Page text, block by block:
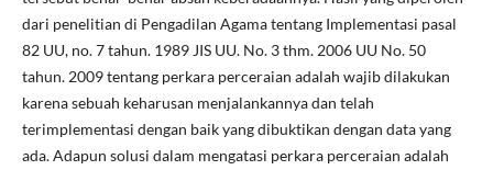
dari penelitian di Pengadilan Agama tentang Implementasi pasal
82 UU, no. 7 tahun. 1989 JIS UU. No. 3 thm. 2006 UU No. 50
tahun. 2009 tentang perkara perceraian adalah wajib dilakukan
karena sebuah keharusan menjalankannya dan telah
terimplementasi dengan baik yang dibuktikan dengan data yang
ada. Adapun solusi dalam mengatasi perkara perceraian adalah